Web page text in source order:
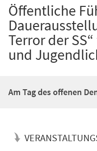
Öffentliche
Terror der
und
Am Tag des offenen